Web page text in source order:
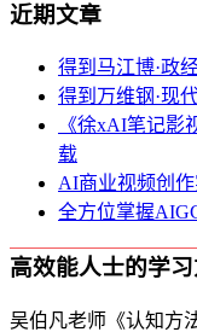
近期文章
得到马江博·政
得到万维钢·现
《徐xAI笔记影
载
AI商业视频创
全方位掌握
高效能人士的学
吴伯凡老师《认知方